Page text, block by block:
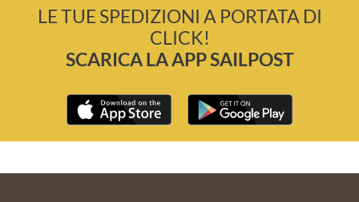
LE TUE SPEDIZIONI A PORTATA DI
CLICK!
SCARICA LA APP SAILPOST